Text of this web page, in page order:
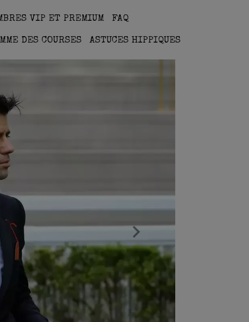
VIP ET PREMIUM FAQ
DES COURSES ASTUCES HIPPIQUES